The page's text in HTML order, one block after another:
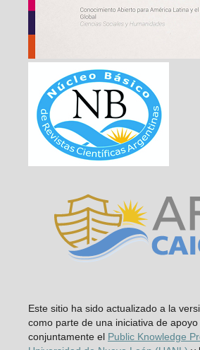
Este sitio ha sido actualizado a la
como parte de una iniciativa de
conjuntamente el Public Knowledge